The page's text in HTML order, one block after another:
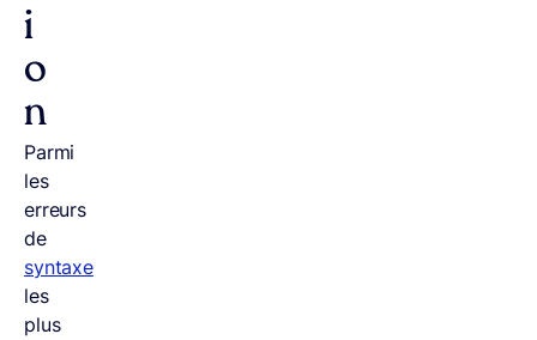
i
o
n
Parmi
les
erreurs
de
syntaxe
les
plus